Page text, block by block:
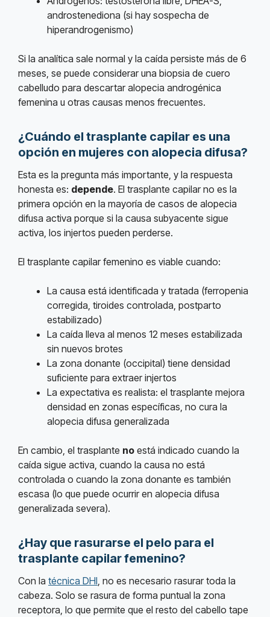
androstenediona (si hay sospecha de
hiperandrogenismo)
Si la analítica sale normal y la caída persiste más de 6
meses, se puede considerar una biopsia de cuero
cabelludo para descartar alopecia androgénica
femenina u otras causas menos frecuentes.
¿Cuándo el trasplante capilar es una
opción en mujeres con alopecia difusa?
Esta es la pregunta más importante, y la respuesta
honesta es: depende. El trasplante capilar no es la
primera opción en la mayoría de casos de alopecia
difusa activa porque si la causa subyacente sigue
activa, los injertos pueden perderse.
El trasplante capilar femenino es viable cuando:
La causa está identificada y tratada (ferropenia
corregida, tiroides controlada, postparto
estabilizado)
La caída lleva al menos 12 meses estabilizada
sin nuevos brotes
La zona donante (occipital) tiene densidad
suficiente para extraer injertos
La expectativa es realista: el trasplante mejora
densidad en zonas específicas, no cura la
alopecia difusa generalizada
En cambio, el trasplante no está indicado cuando la
caída sigue activa, cuando la causa no está
controlada o cuando la zona donante es también
escasa (lo que puede ocurrir en alopecia difusa
generalizada severa).
¿Hay que rasurarse el pelo para el
trasplante capilar femenino?
Con la técnica DHI , no es necesario rasurar toda la
cabeza. Solo se rasura de forma puntual la zona
receptora, lo que permite que el resto del cabello tape